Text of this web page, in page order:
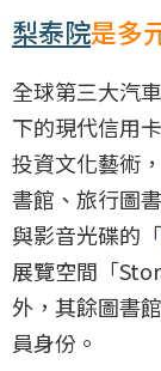
梨泰院是多
全球第三大汽
下的現代信用
投資文化藝術
書館、旅行圖
與影音光碟的「
展覽空間「
外，其餘圖書
員身份。